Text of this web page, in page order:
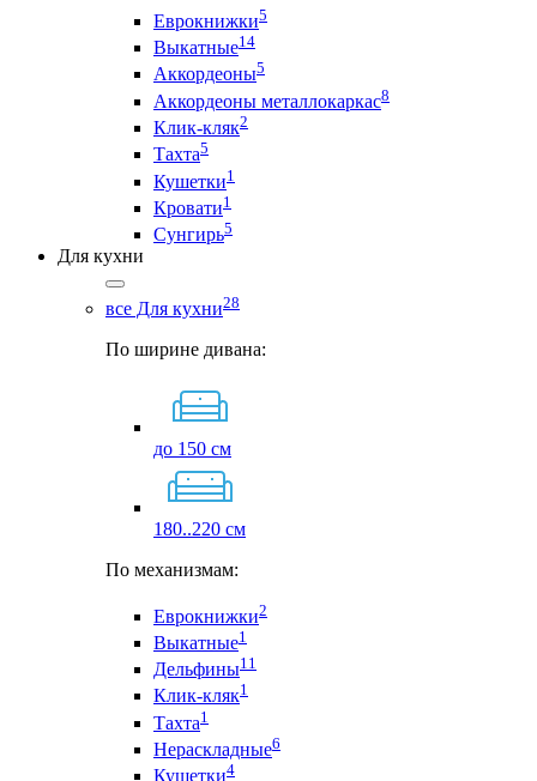
Еврокнижки5
Выкатные14
Аккордеоны5
Аккордеоны металлокаркас8
Клик-кляк2
Тахта5
Кушетки1
Кровати1
Сунгирь5
Для кухни
все Для кухни28
По ширине дивана:
до 150 см
180..220 см
По механизмам:
Еврокнижки2
Выкатные1
Дельфины11
Клик-кляк1
Тахта1
Нераскладные6
Кушетки4